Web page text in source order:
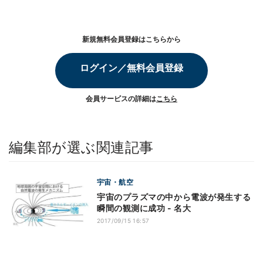
新規無料会員登録はこちらから
ログイン／無料会員登録
会員サービスの詳細はこちら
編集部が選ぶ関連記事
宇宙・航空
宇宙のプラズマの中から電波が発生する
瞬間の観測に成功 - 名大
2017/09/15 16:57